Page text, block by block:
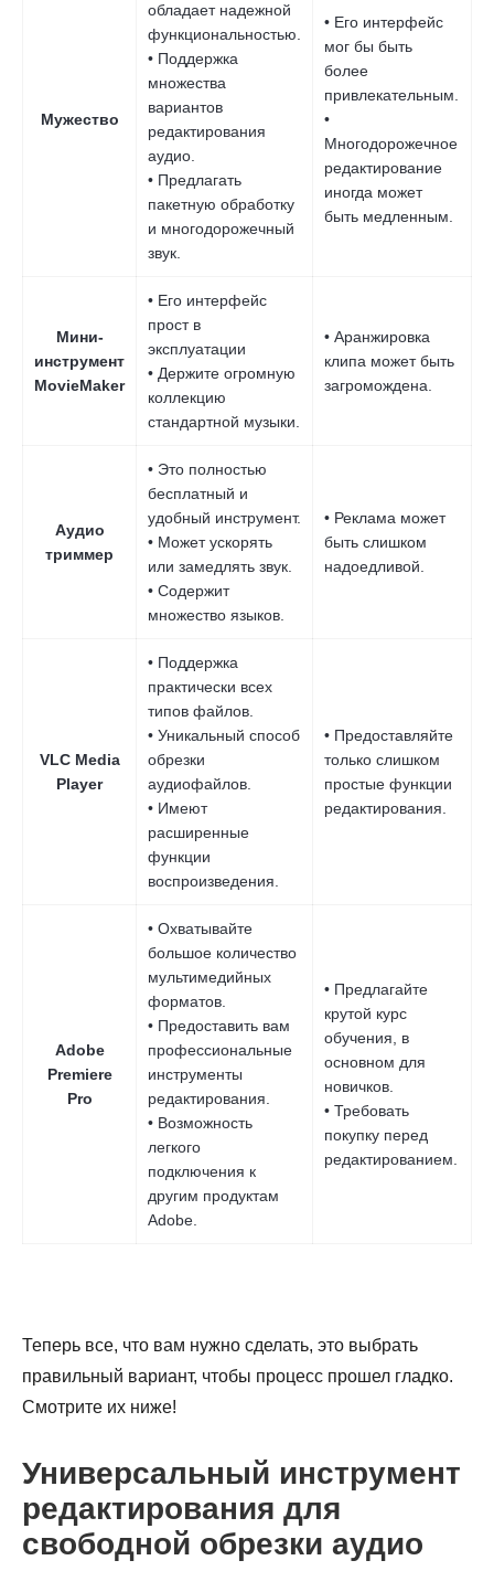
Мужество
обладает надежной
функциональностью.
• Поддержка
множества
вариантов
редактирования
аудио.
• Предлагать
пакетную обработку
и многодорожечный
звук.
• Его интерфейс
мог бы быть
более
привлекательным.
•
Многодорожечное
редактирование
иногда может
быть медленным.
Мини-
инструмент
MovieMaker
• Его интерфейс
прост в
эксплуатации
• Держите огромную
коллекцию
стандартной музыки.
• Аранжировка
клипа может быть
загромождена.
Аудио
триммер
• Это полностью
бесплатный и
удобный инструмент.
• Может ускорять
или замедлять звук.
• Содержит
множество языков.
• Реклама может
быть слишком
надоедливой.
VLC Media
Player
• Поддержка
практически всех
типов файлов.
• Уникальный способ
обрезки
аудиофайлов.
• Имеют
расширенные
функции
воспроизведения.
• Предоставляйте
только слишком
простые функции
редактирования.
Adobe
Premiere
Pro
• Охватывайте
большое количество
мультимедийных
форматов.
• Предоставить вам
профессиональные
инструменты
редактирования.
• Возможность
легкого
подключения к
другим продуктам
Adobe.
• Предлагайте
крутой курс
обучения, в
основном для
новичков.
• Требовать
покупку перед
редактированием.
Теперь все, что вам нужно сделать, это выбрать
правильный вариант, чтобы процесс прошел гладко.
Смотрите их ниже!
Универсальный инструмент
редактирования для
свободной обрезки аудио